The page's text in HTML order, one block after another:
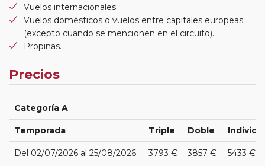
Vuelos internacionales.
Vuelos domésticos o vuelos entre capitales europeas
(excepto cuando se mencionen en el circuito).
Propinas.
Precios
Categoría A
Temporada Triple Doble
Del 02/07/2026 al 25/08/2026 3793 € 3857 € 5433 €